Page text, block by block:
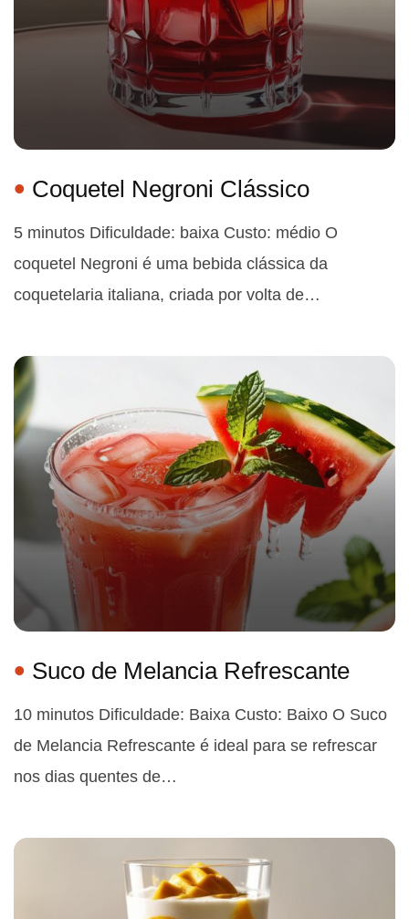
Coquetel Negroni Clássico
5 minutos Dificuldade: baixa Custo: médio O
coquetel Negroni é uma bebida clássica da
coquetelaria italiana, criada por volta de…
Suco de Melancia Refrescante
10 minutos Dificuldade: Baixa Custo: Baixo O Suco
de Melancia Refrescante é ideal para se refrescar
nos dias quentes de…